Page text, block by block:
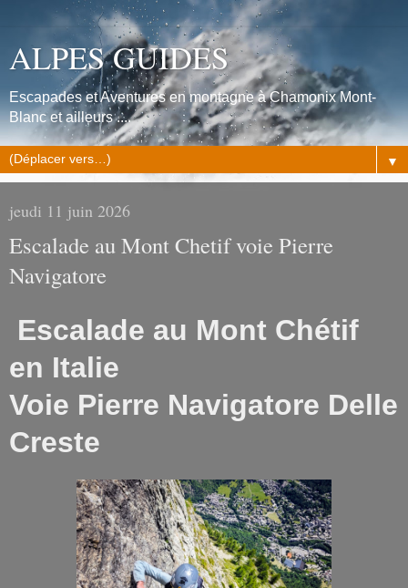
ALPES GUIDES
Escapades et Aventures en montagne à Chamonix Mont-
Blanc et ailleurs ....
▼
jeudi 11 juin 2026
Escalade au Mont Chetif voie Pierre
Navigatore
Escalade au Mont Chétif
en Italie
Voie Pierre Navigatore Delle
Creste